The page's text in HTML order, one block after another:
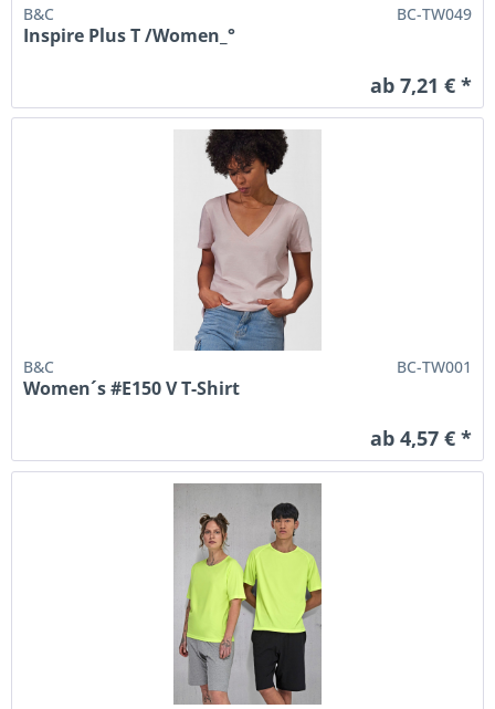
B&C BC-TW049
Inspire Plus T /Women_°
ab 7,21 € *
B&C BC-TW001
Women´s #E150 V T-Shirt
ab 4,57 € *